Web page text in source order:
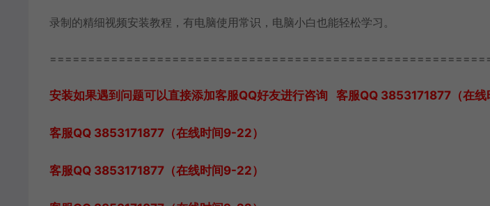
录制的精细视频安装教程，有电脑使用常识，电脑小白也能轻松学习。
安装如果遇到问题可以直接添加客服QQ好友进行咨询 客服QQ 3853171877（在线
客服QQ 3853171877（在线时间9-22）
客服QQ 3853171877（在线时间9-22）